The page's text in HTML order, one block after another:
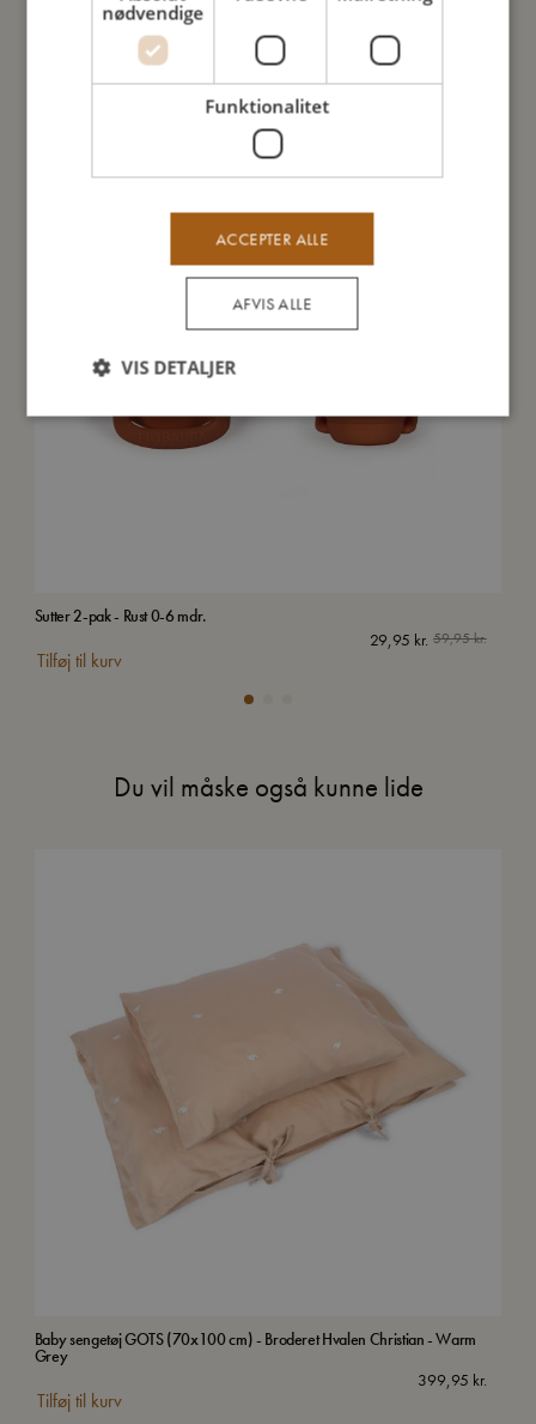
Andre kunder købte også
Sutter 2-pak - Rust 0-6 mdr.
59,95kr.
29,95 kr.
Tilføj til kurv
Du vil måske også kunne lide
Baby sengetøj GOTS (70x100 cm) - Broderet Hvalen Christian - Warm
Grey
399,95 kr.
Tilføj til kurv
nødvendige
Funktionalitet
ACCEPTER ALLE
AFVIS ALLE
VIS DETALJER